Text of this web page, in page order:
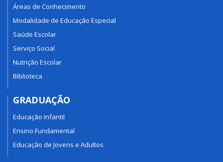
Áreas de Conhecimento
Modalidade de Educação Especial
Saúde Escolar
Serviço Social
Nutrição Escolar
Biblioteca
GRADUAÇÃO
Educação Infantil
Ensino Fundamental
Educação de Jovens e Adultos